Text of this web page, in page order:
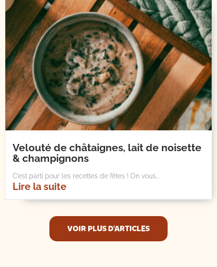
Velouté de châtaignes, lait de noisette
& champignons
C’est parti pour les recettes de fêtes ! On vous...
Lire la suite
VOIR PLUS D'ARTICLES